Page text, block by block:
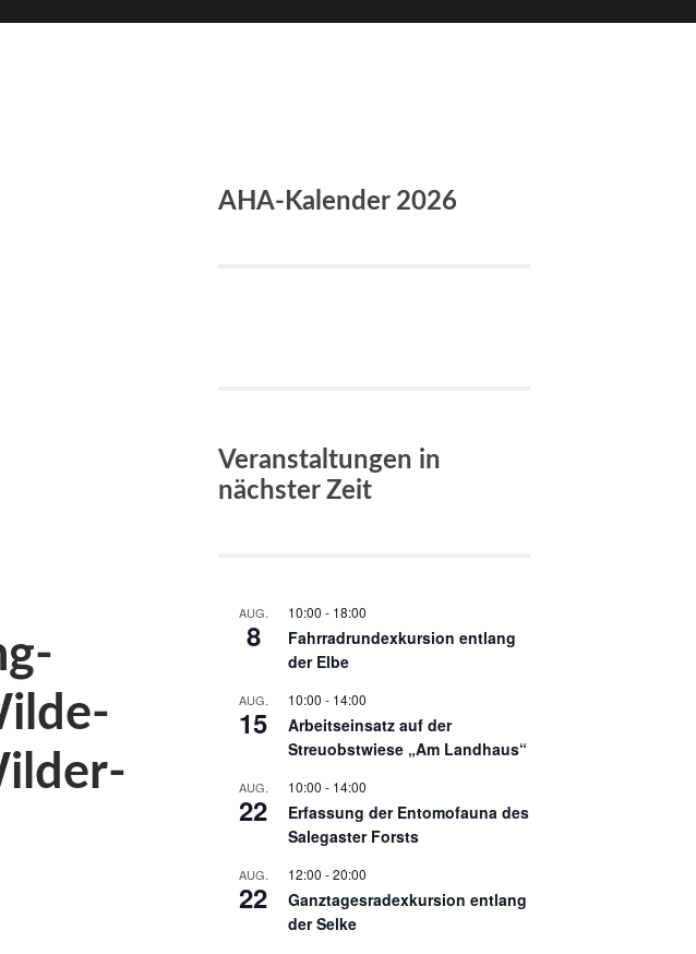
AHA-Kalender 2026
Veranstaltungen in
nächster Zeit
AUG.
8
10:00 - 18:00
Fahrradrundexkursion entlang
der Elbe
AUG.
15
10:00 - 14:00
Arbeitseinsatz auf der
Streuobstwiese „Am Landhaus“
AUG.
22
10:00 - 14:00
Erfassung der Entomofauna des
Salegaster Forsts
AUG.
22
12:00 -20:00
Ganztagesradexkursion entlang
der Selke